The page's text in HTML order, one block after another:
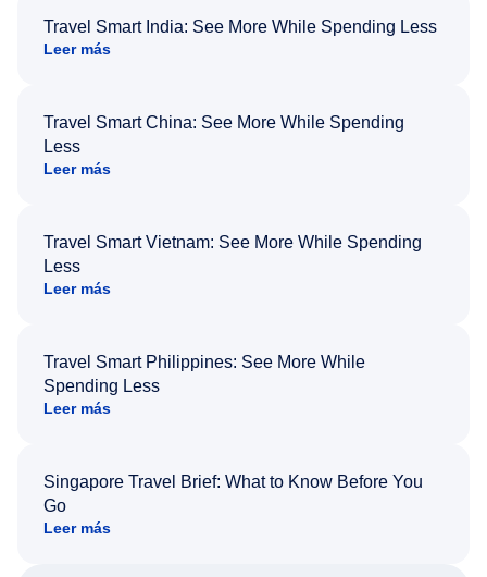
Travel Smart India: See More While Spending Less
Leer más
Travel Smart China: See More While Spending
Less
Leer más
Travel Smart Vietnam: See More While Spending
Less
Leer más
Travel Smart Philippines: See More While
Spending Less
Leer más
Singapore Travel Brief: What to Know Before You
Go
Leer más